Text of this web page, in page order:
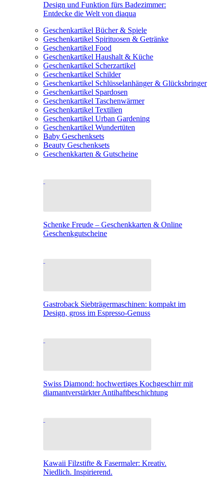
Design und Funktion fürs Badezimmer:
Entdecke die Welt von diaqua
Geschenkartikel Bücher & Spiele
Geschenkartikel Spirituosen & Getränke
Geschenkartikel Food
Geschenkartikel Haushalt & Küche
Geschenkartikel Scherzartikel
Geschenkartikel Schilder
Geschenkartikel Schlüsselanhänger & Glücksbringer
Geschenkartikel Spardosen
Geschenkartikel Taschenwärmer
Geschenkartikel Textilien
Geschenkartikel Urban Gardening
Geschenkartikel Wundertüten
Baby Geschenksets
Beauty Geschenksets
Geschenkkarten & Gutscheine
Schenke Freude – Geschenkkarten & Online
Geschenkgutscheine
Gastroback Siebträgermaschinen: kompakt im
Design, gross im Espresso-Genuss
Swiss Diamond: hochwertiges Kochgeschirr mit
diamantverstärkter Antihaftbeschichtung
Kawaii Filzstifte & Fasermaler: Kreativ.
Niedlich. Inspirierend.